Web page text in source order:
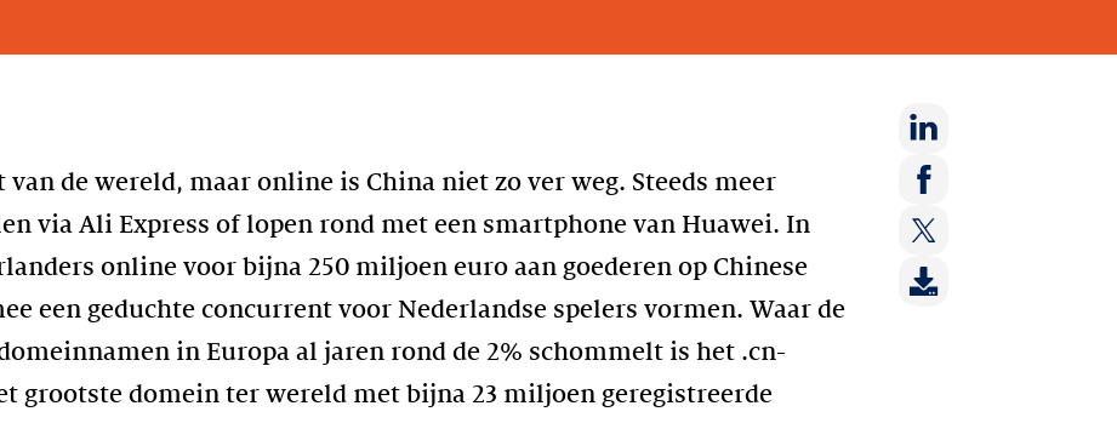
van de wereld, maar online is China niet zo ver weg. Steeds meer
via Ali Express of lopen rond met een smartphone van Huawei. In
online voor bijna 250 miljoen euro aan goederen op Chinese
een geduchte concurrent voor Nederlandse spelers vormen. Waar de
in Europa al jaren rond de 2% schommelt is het .cn-
grootste domein ter wereld met bijna 23 miljoen geregistreerde
Deel
op:
LinkedIn
Deel
Facebook
Deel
op: